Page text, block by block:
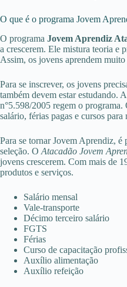
O que é o programa Jovem
O programa Jovem Aprendiz
a crescerem. Ele mistura teoria e
Assim, os jovens aprendem
Para se inscrever, os jovens
também devem estar estudando.
n°5.598/2005 regem o
salário, férias pagas e cursos
Para se tornar Jovem Aprendiz, é
seleção. O Atacadão Jovem
jovens crescerem. Com mais de
produtos e serviços.
Salário mensal
Vale-transporte
Décimo terceiro salário
FGTS
Férias
Curso de capacitação
Auxílio alimentação
Auxílio refeição